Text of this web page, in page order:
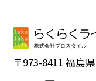
〒973-8411 福島